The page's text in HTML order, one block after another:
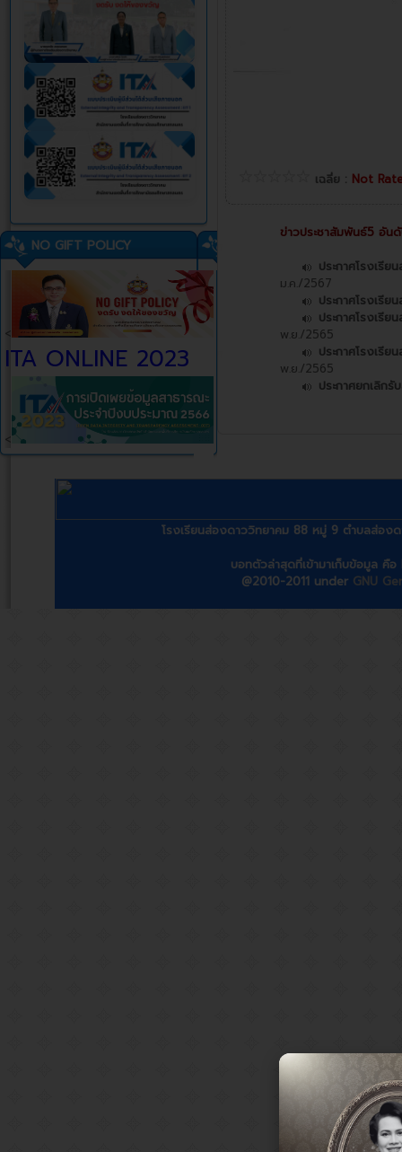
NO GIFT POLICY
<
ITA ONLINE 2023
<
เฉลี่ย : Not
ข่าวประชาสัมพันธ์5 อัน
ประกาศโรงเรี
ม.ค./2567
ประกาศโรงเรี
ประกาศโรงเรี
พ.ย./2565
ประกาศโรงเรี
พ.ย./2565
ประกาศยกเลิก
โรงเรียนส่องดาววิทยาคม 88 หมู่ 9 ตำบลส่อ
บอทตัวล่าสุดที่เข้ามาเก็บข้อมูล คื
@2010-2011 under GNU